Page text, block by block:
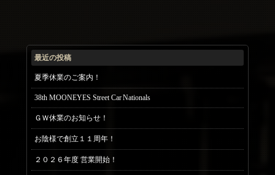
最近の投稿
夏季休業のご案内！
38th MOONEYES Street Car Nationals
ＧＷ休業のお知らせ！
お陰様で創立１１周年！
２０２６年度 営業開始！